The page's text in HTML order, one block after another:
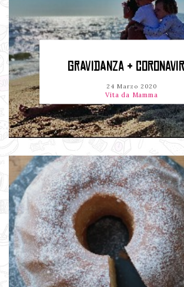
GRAVIDANZA &
24 Marzo 2020
Vita da Mamma